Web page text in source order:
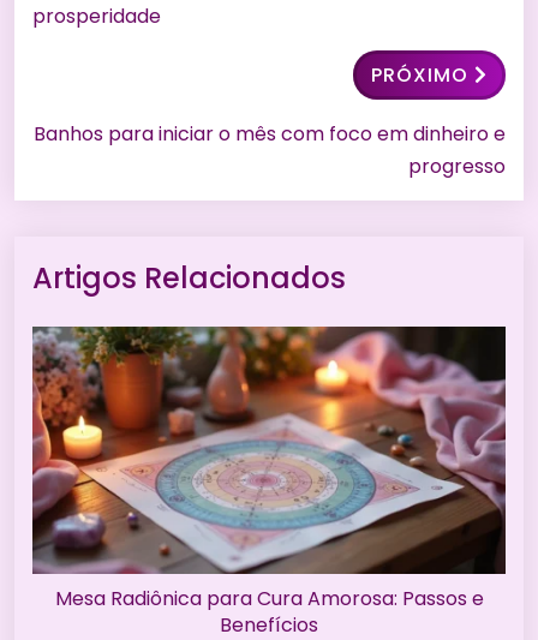
prosperidade
PRÓXIMO
Banhos para iniciar o mês com foco em dinheiro e
progresso
Artigos Relacionados
Mesa Radiônica para Cura Amorosa: Passos e
Benefícios